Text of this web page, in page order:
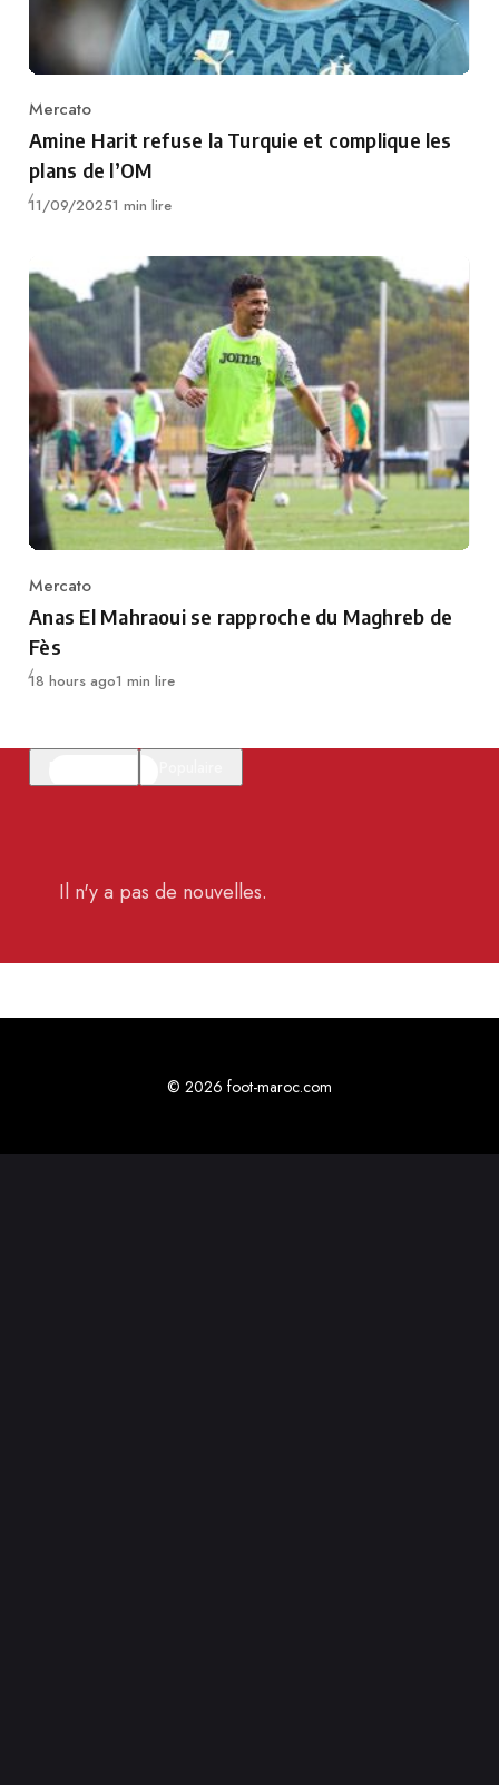
Category
Mercato
Amine Harit refuse la Turquie et complique les
plans de l’OM
Publié
11/09/20251 min lire
Category
Mercato
Anas El Mahraoui se rapproche du Maghreb de
Fès
Publié
18 hours ago1 min lire
Il n'y a pas de nouvelles.
© 2026 foot-maroc.com